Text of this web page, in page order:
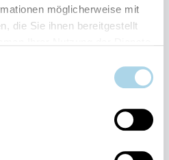
möglicherweise mit
die Sie ihnen bereitgestellt